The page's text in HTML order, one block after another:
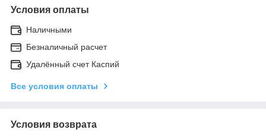
Условия оплаты
Наличными
Безналичный расчет
Удалённый счет Каспий
Все условия оплаты
Условия возврата